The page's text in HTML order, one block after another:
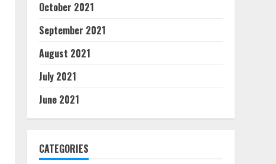
October 2021
September 2021
August 2021
July 2021
June 2021
CATEGORIES